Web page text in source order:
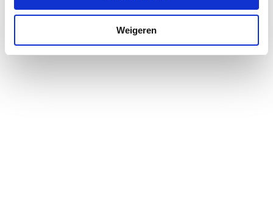
Weigeren
Positie deurscharnieren Rechts